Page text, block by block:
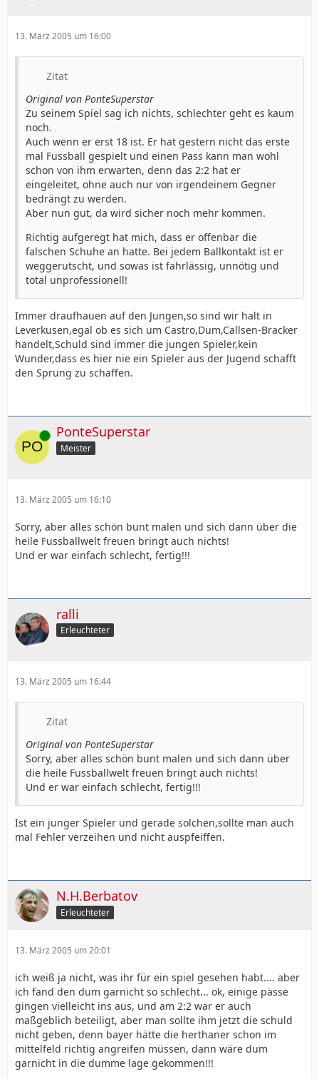
13. März 2005 um 16:00
Zitat
Original von PonteSuperstar
Zu seinem Spiel sag ich nichts, schlechter geht es kaum
noch.
Auch wenn er erst 18 ist. Er hat gestern nicht das erste
mal Fussball gespielt und einen Pass kann man wohl
schon von ihm erwarten, denn das 2:2 hat er
eingeleitet, ohne auch nur von irgendeinem Gegner
bedrängt zu werden.
Aber nun gut, da wird sicher noch mehr kommen.
Richtig aufgeregt hat mich, dass er offenbar die
falschen Schuhe an hatte. Bei jedem Ballkontakt ist er
weggerutscht, und sowas ist fahrlässig, unnötig und
total unprofessionell!
Immer draufhauen auf den Jungen,so sind wir halt in
Leverkusen,egal ob es sich um Castro,Dum,Callsen-Bracker
handelt,Schuld sind immer die jungen Spieler,kein
Wunder,dass es hier nie ein Spieler aus der Jugend schafft
den Sprung zu schaffen.
Online PonteSuperstar
Meister
13. März 2005 um 16:10
Sorry, aber alles schön bunt malen und sich dann über die
heile Fussballwelt freuen bringt auch nichts!
Und er war einfach schlecht, fertig!!!
ralli
Erleuchteter
13. März 2005 um 16:44
Zitat
Original von PonteSuperstar
Sorry, aber alles schön bunt malen und sich dann über
die heile Fussballwelt freuen bringt auch nichts!
Und er war einfach schlecht, fertig!!!
Ist ein junger Spieler und gerade solchen,sollte man auch
mal Fehler verzeihen und nicht auspfeiffen.
N.H.Berbatov
Erleuchteter
13. März 2005 um 20:01
ich weiß ja nicht, was ihr für ein spiel gesehen habt.... aber
ich fand den dum garnicht so schlecht... ok, einige pässe
gingen vielleicht ins aus, und am 2:2 war er auch
maßgeblich beteiligt, aber man sollte ihm jetzt die schuld
nicht geben, denn bayer hätte die herthaner schon im
mittelfeld richtig angreifen müssen, dann wäre dum
garnicht in die dumme lage gekommen!!!